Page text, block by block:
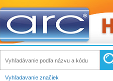
Vyhľadavanie značiek